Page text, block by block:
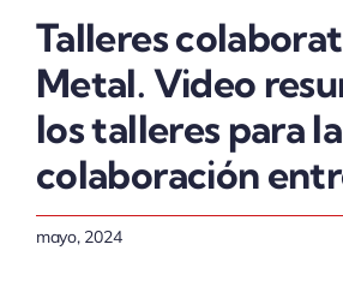
Talleres
Metal. Video
los talleres para la
colaboración
mayo, 2024